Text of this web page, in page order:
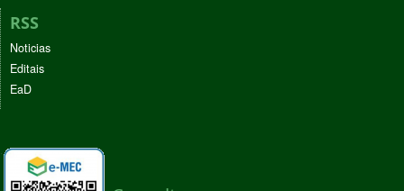
RSS
Noticias
Editais
EaD